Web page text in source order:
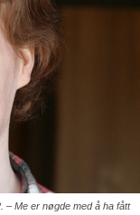
– Me er nøgde med å ha fått